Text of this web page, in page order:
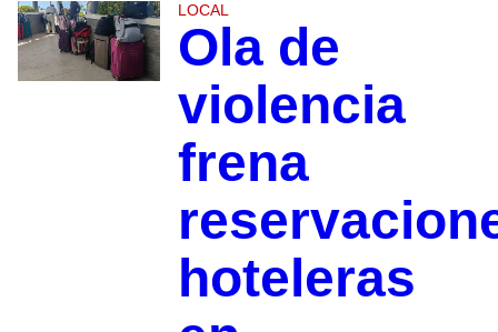
LOCAL
Ola de
violencia
frena
hoteleras